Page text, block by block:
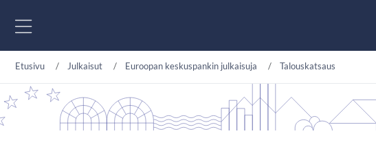
Etusivu Julkaisut Euroopan keskuspankin julkaisuja Talouskatsaus